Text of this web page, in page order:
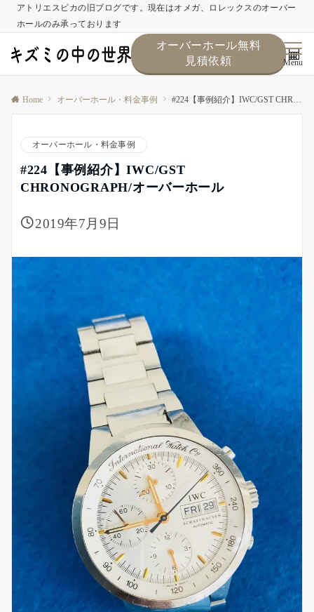
アトリエスピカの旧ブログです。現在はオメガ、ロレックスのオーバー
ホールのみ承っております
オーバーホール無料
見積依頼
Menu
Home オーバーホール・料金事例 #224【事例紹介】IWC/GST CHRONOGRAPH/オーバーホール
オーバーホール・料金事例
#224【事例紹介】IWC/GST
CHRONOGRAPH/オーバーホール
2019年7月9日